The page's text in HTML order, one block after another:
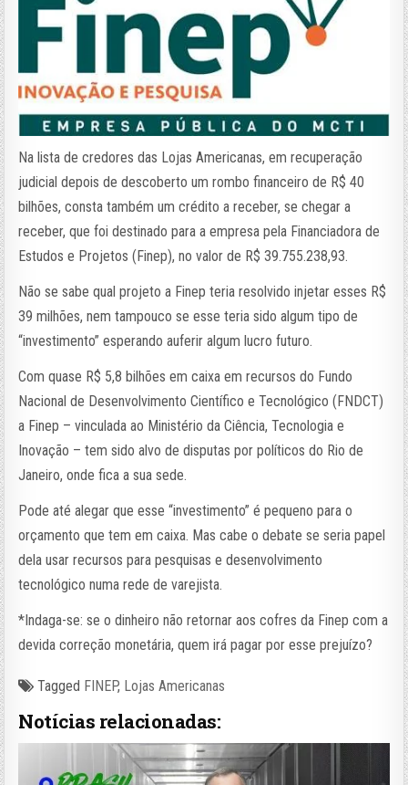
Na lista de credores das Lojas Americanas, em recuperação
judicial depois de descoberto um rombo financeiro de R$ 40
bilhões, consta também um crédito a receber, se chegar a
receber, que foi destinado para a empresa pela Financiadora de
Estudos e Projetos (Finep), no valor de R$ 39.755.238,93.
Não se sabe qual projeto a Finep teria resolvido injetar esses R$
39 milhões, nem tampouco se esse teria sido algum tipo de
“investimento” esperando auferir algum lucro futuro.
Com quase R$ 5,8 bilhões em caixa em recursos do Fundo
Nacional de Desenvolvimento Científico e Tecnológico (FNDCT)
a Finep – vinculada ao Ministério da Ciência, Tecnologia e
Inovação – tem sido alvo de disputas por políticos do Rio de
Janeiro, onde fica a sua sede.
Pode até alegar que esse “investimento” é pequeno para o
orçamento que tem em caixa. Mas cabe o debate se seria papel
dela usar recursos para pesquisas e desenvolvimento
tecnológico numa rede de varejista.
*Indaga-se: se o dinheiro não retornar aos cofres da Finep com a
devida correção monetária, quem irá pagar por esse prejuízo?
Tagged FINEP, Lojas Americanas
Notícias relacionadas: